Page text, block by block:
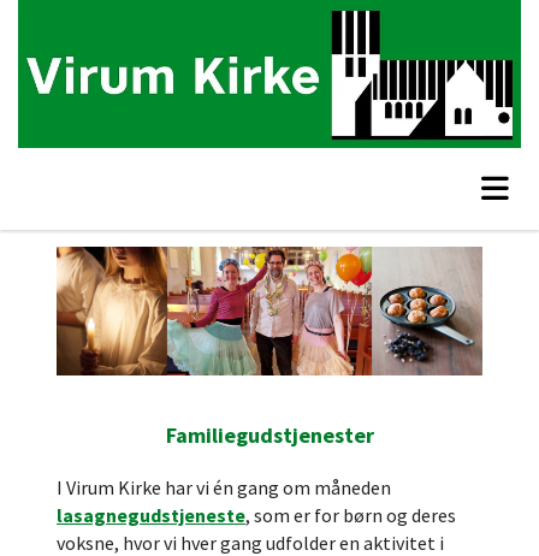
Familiegudstjenester
I Virum Kirke har vi én gang om måneden
lasagnegudstjeneste, som er for børn og deres
voksne, hvor vi hver gang udfolder en aktivitet i